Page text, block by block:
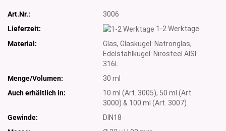
Art.Nr.:
3006
Lieferzeit:
1-2 Werktage
Material:
Glas, Glaskugel: Natronglas,
Edelstahlkugel: Nirosteel AISI
316L
Menge/Volumen:
30 ml
Auch erhältlich in:
10 ml (Art. 3005), 50 ml (Art.
3000) & 100 ml (Art. 3007)
Gewinde:
DIN18